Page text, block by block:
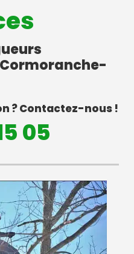
? Contactez-nous !
05